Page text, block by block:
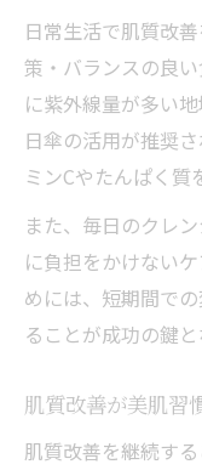
コラー
相乗効果
法
日常生活で肌質改
策・バランスの良
に紫外線量が多い
日傘の活用が推奨
ミンCやたんぱく質
また、毎日のクレ
に負担をかけない
めには、短期間で
ることが成功の鍵と
肌質改善が美肌習
肌質改善を継続す